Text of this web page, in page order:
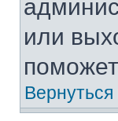
или
Вернуться